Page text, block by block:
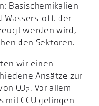
Basischemikalien
Wasserstoff, der
werden wird,
den Sektoren.
wir einen
Ansätze zur
CO2 . Vor allem
CCU gelingen